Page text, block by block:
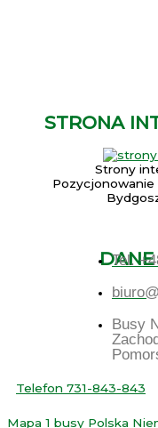
STRONA
Strony
Tel.
Busy
Telefon 731-843-843
Mapa 1 busy Polska